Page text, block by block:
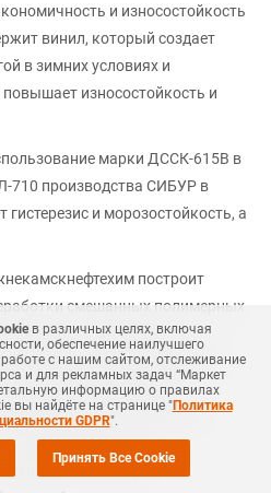
и износостойкость
винил, который создает
в зимних условиях и
износостойкость и
марки ДССК-615В в
710 производства СИБУР в
и морозостойкость, а
построит
смешанных полимерных
Мощность переработки
Еще в 2022 году управляющий
СИБУРа Дарья
инициативой. В РФ, по ее
десятая часть
в 50% при
в различных целях, включая
обеспечение наилучшего
с нашим сайтом, отслеживание
и для рекламных задач “Маркет
информацию о правилах
вы найдёте на странице "Политика
GDPR".
Принять Все Cookie